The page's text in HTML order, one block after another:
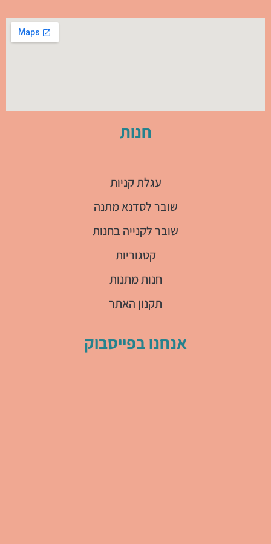
חנות
עגלת קניות
שובר לסדנא מתנה
שובר לקנייה בחנות
קטגוריות
חנות מתנות
תקנון האתר
אנחנו בפייסבוק